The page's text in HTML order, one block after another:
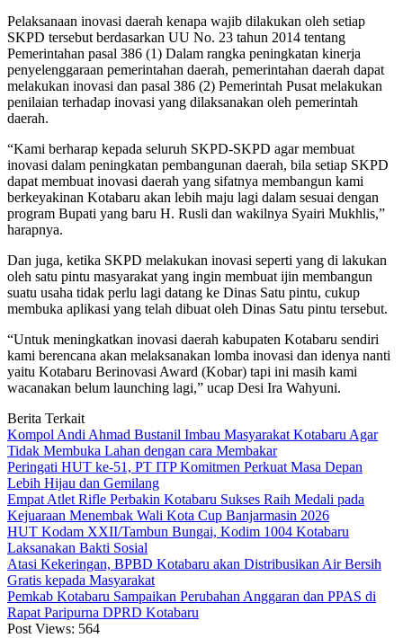
Pelaksanaan inovasi daerah kenapa wajib dilakukan oleh setiap
SKPD tersebut berdasarkan UU No. 23 tahun 2014 tentang
Pemerintahan pasal 386 (1) Dalam rangka peningkatan kinerja
penyelenggaraan pemerintahan daerah, pemerintahan daerah dapat
melakukan inovasi dan pasal 386 (2) Pemerintah Pusat melakukan
penilaian terhadap inovasi yang dilaksanakan oleh pemerintah
daerah.
“Kami berharap kepada seluruh SKPD-SKPD agar membuat
inovasi dalam peningkatan pembangunan daerah, bila setiap SKPD
dapat membuat inovasi daerah yang sifatnya membangun kami
berkeyakinan Kotabaru akan lebih maju lagi dalam sesuai dengan
program Bupati yang baru H. Rusli dan wakilnya Syairi Mukhlis,”
harapnya.
Dan juga, ketika SKPD melakukan inovasi seperti yang di lakukan
oleh satu pintu masyarakat yang ingin membuat ijin membangun
suatu usaha tidak perlu lagi datang ke Dinas Satu pintu, cukup
membuka aplikasi yang telah dibuat oleh Dinas Satu pintu tersebut.
“Untuk meningkatkan inovasi daerah kabupaten Kotabaru sendiri
kami berencana akan melaksanakan lomba inovasi dan idenya nanti
yaitu Kotabaru Berinovasi Award (Kobar) tapi ini masih kami
wacanakan belum launching lagi,” ucap Desi Ira Wahyuni.
Berita Terkait
Kompol Andi Ahmad Bustanil Imbau Masyarakat Kotabaru Agar
Tidak Membuka Lahan dengan cara Membakar
Peringati HUT ke-51, PT ITP Komitmen Perkuat Masa Depan
Lebih Hijau dan Gemilang
Empat Atlet Rifle Perbakin Kotabaru Sukses Raih Medali pada
Kejuaraan Menembak Wali Kota Cup Banjarmasin 2026
HUT Kodam XXII/Tambun Bungai, Kodim 1004 Kotabaru
Laksanakan Bakti Sosial
Atasi Kekeringan, BPBD Kotabaru akan Distribusikan Air Bersih
Gratis kepada Masyarakat
Pemkab Kotabaru Sampaikan Perubahan Anggaran dan PPAS di
Rapat Paripurna DPRD Kotabaru
Post Views: 564